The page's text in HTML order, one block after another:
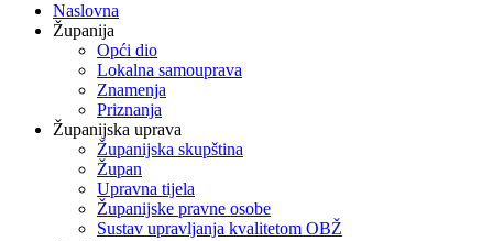
Naslovna
Županija
Opći dio
Lokalna samouprava
Znamenja
Priznanja
Županijska uprava
Županijska skupština
Župan
Upravna tijela
Županijske pravne osobe
Sustav upravljanja kvalitetom OBŽ